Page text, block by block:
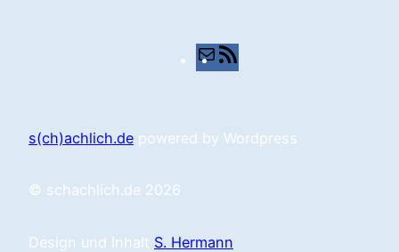
E-
s(ch)achlich.de powered by Wordpress
© schachlich.de 2026
Design und Inhalt S. Hermann